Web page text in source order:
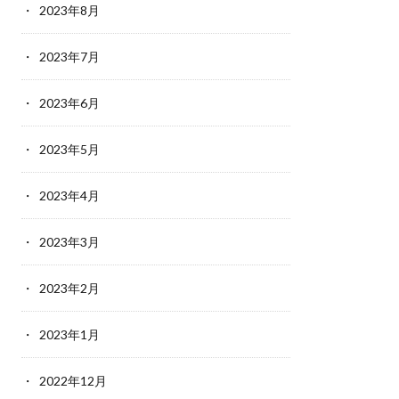
2023年8月
2023年7月
2023年6月
2023年5月
2023年4月
2023年3月
2023年2月
2023年1月
2022年12月